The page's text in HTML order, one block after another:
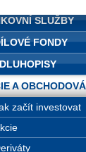
SLUŽBY
FONDY
A
začít investovat